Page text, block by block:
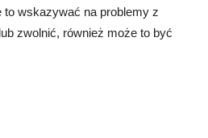
to wskazywać na problemy z
zwolnić, również może to być